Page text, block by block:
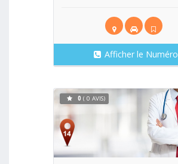
Afficher le Numéro
0 ( 0 AVIS)